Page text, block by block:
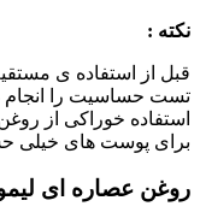
نکته :
قبل از استفاده ی
تست حساسیت را انجام
استفاده خوراکی از
برای پوست های خیلی
روغن عصاره ای